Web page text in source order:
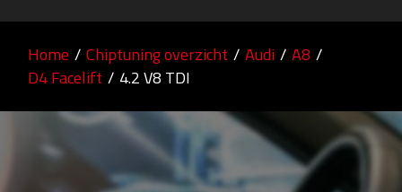
Home / Chiptuning overzicht / Audi / A8 /
D4 Facelift / 4.2 V8 TDI